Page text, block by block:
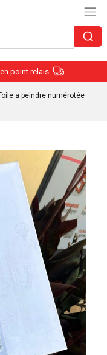
point relais
a peindre numérotée